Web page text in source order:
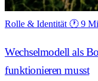
Rolle & Identität 🕐 9
Wechselmodell als
funktionieren musst